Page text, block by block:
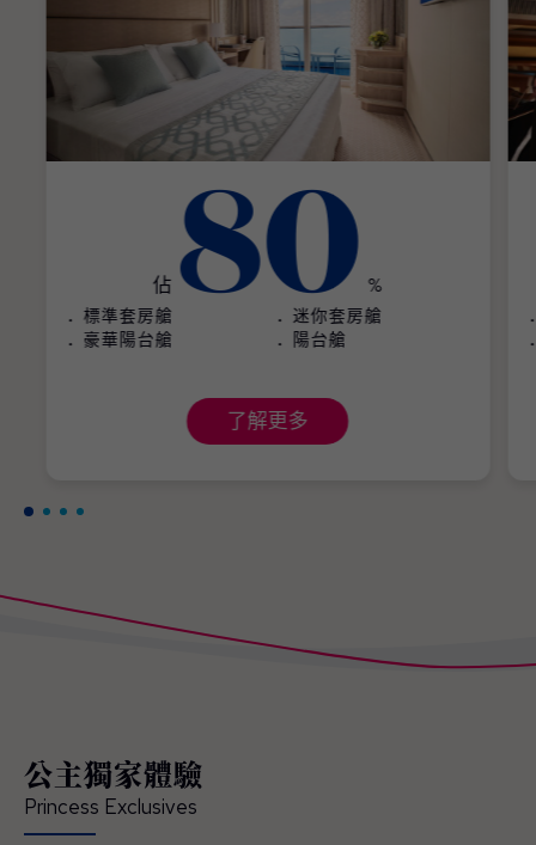
佔 80 %
標準套房艙
迷你套房艙
豪華陽台艙
陽台艙
了解更多
公主獨家體驗
Princess Exclusives